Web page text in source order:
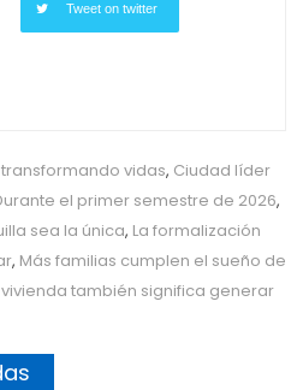
Tweet on twitter
vidas, Ciudad líder
el primer semestre de 2026,
sea la única, La formalización
, Más familias cumplen el sueño de
también significa generar